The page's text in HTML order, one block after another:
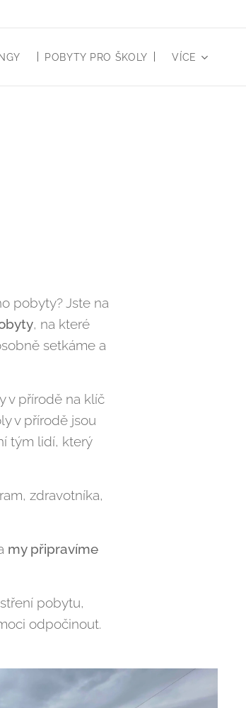
POBYTY PRO ŠKOLY VÍCE
pobyty? Jste na
, na které
setkáme a
v přírodě na klíč
v přírodě jsou
tým lidí, který
zdravotníka,
my připravíme
pobytu,
odpočinout.